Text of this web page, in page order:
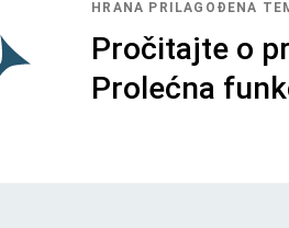
HRANA PRILAGOĐENA
Pročitajte o
Prolećna